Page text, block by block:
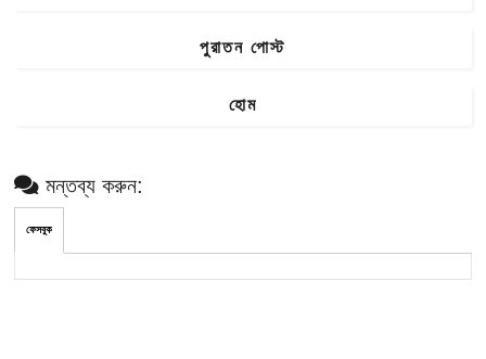
পুরাতন পোস্ট
হোম
মন্তব্য করুন:
ফেসবুক